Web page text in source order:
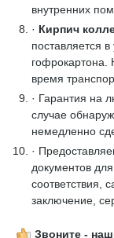
внутренних
· Кирпич
поставляется
гофрокартона.
время
· Гарантия на
случае
немедленно
·
документов
соответствия,
заключение,
Звоните -